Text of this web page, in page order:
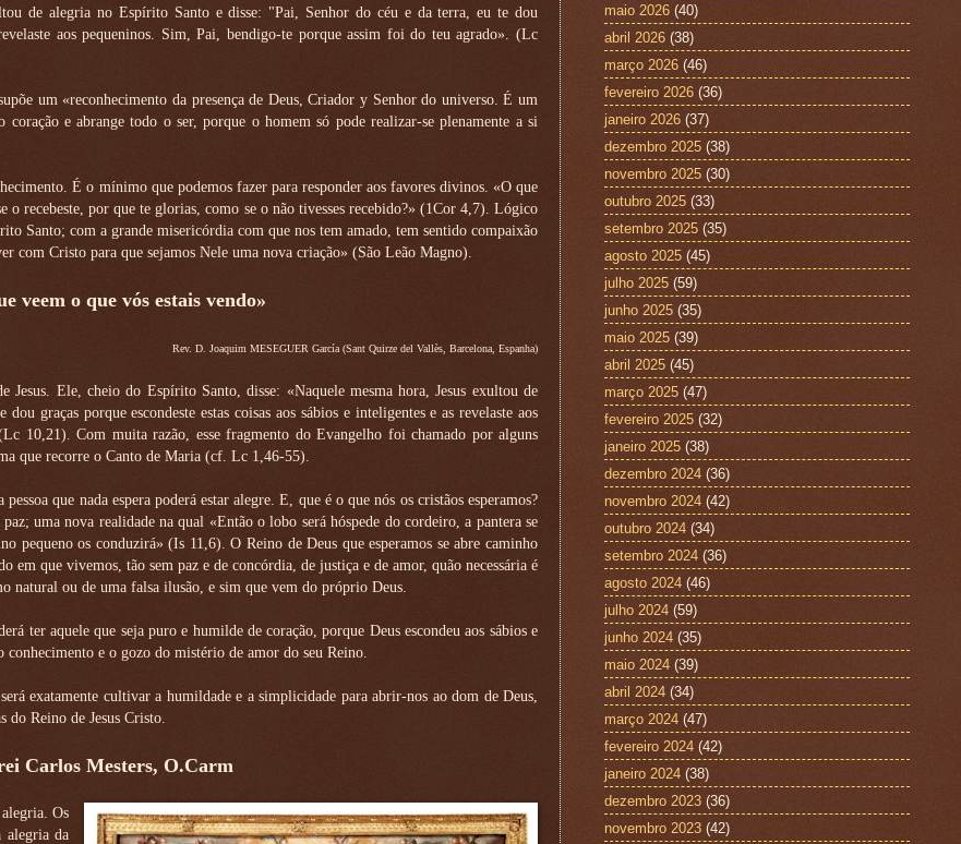
de alegria no Espírito Santo e disse: "Pai, Senhor do céu e da terra, eu te dou
aos pequeninos. Sim, Pai, bendigo-te porque assim foi do teu agrado». (Lc
um «reconhecimento da presença de Deus, Criador y Senhor do universo. É um
e abrange todo o ser, porque o homem só pode realizar-se plenamente a si
É o mínimo que podemos fazer para responder aos favores divinos. «O que
o recebeste, por que te glorias, como se o não tivesses recebido?» (1Cor 4,7). Lógico
Santo; com a grande misericórdia com que nos tem amado, tem sentido compaixão
com Cristo para que sejamos Nele uma nova criação» (São Leão Magno).
veem o que vós estais vendo»
Rev. D. Joaquim MESEGUER García (Sant Quirze del Vallès, Barcelona, Espanha)
Jesus. Ele, cheio do Espírito Santo, disse: «Naquele mesma hora, Jesus exultou de
graças porque escondeste estas coisas aos sábios e inteligentes e as revelaste aos
10,21). Com muita razão, esse fragmento do Evangelho foi chamado por alguns
que recorre o Canto de Maria (cf. Lc 1,46-55).
que nada espera poderá estar alegre. E, que é o que nós os cristãos esperamos?
uma nova realidade na qual «Então o lobo será hóspede do cordeiro, a pantera se
pequeno os conduzirá» (Is 11,6). O Reino de Deus que esperamos se abre caminho
em que vivemos, tão sem paz e de concórdia, de justiça e de amor, quão necessária é
natural ou de uma falsa ilusão, e sim que vem do próprio Deus.
ter aquele que seja puro e humilde de coração, porque Deus escondeu aos sábios e
e o gozo do mistério de amor do seu Reino.
exatamente cultivar a humildade e a simplicidade para abrir-nos ao dom de Deus,
do Reino de Jesus Cristo.
Carlos Mesters, O.Carm
Os
alegria da
maio 2026 (40)
abril 2026 (38)
março 2026 (46)
fevereiro 2026 (36)
janeiro 2026 (37)
dezembro 2025 (38)
novembro 2025 (30)
outubro 2025 (33)
setembro 2025 (35)
agosto 2025 (45)
julho 2025 (59)
junho 2025 (35)
maio 2025 (39)
abril 2025 (45)
março 2025 (47)
fevereiro 2025 (32)
janeiro 2025 (38)
dezembro 2024 (36)
novembro 2024 (42)
outubro 2024 (34)
setembro 2024 (36)
agosto 2024 (46)
julho 2024 (59)
junho 2024 (35)
maio 2024 (39)
abril 2024 (34)
março 2024 (47)
fevereiro 2024 (42)
janeiro 2024 (38)
dezembro 2023 (36)
novembro 2023 (42)